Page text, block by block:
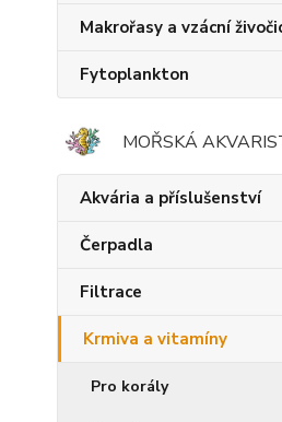
Makrořasy a vzácní
Fytoplankton
MOŘSKÁ
Akvária a příslušenství
Čerpadla
Filtrace
Krmiva a vitamíny
Pro korály